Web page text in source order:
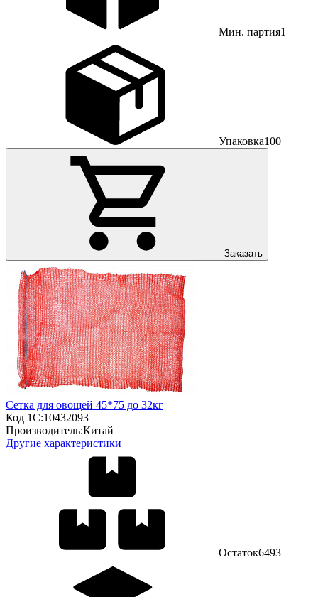
Мин. партия1
Упаковка100
Заказать
Сетка для овощей 45*75 до 32кг
Код 1С:10432093
Производитель:Китай
Другие характеристики
Остаток6493